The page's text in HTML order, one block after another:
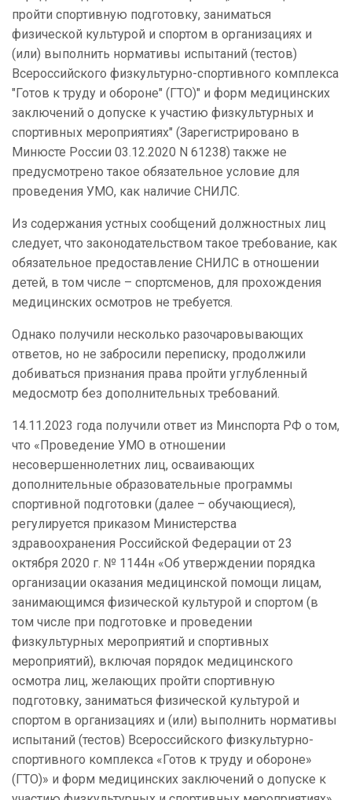
пройти спортивную подготовку, заниматься
физической культурой и спортом в организациях и
(или) выполнить нормативы испытаний (тестов)
Всероссийского физкультурно-спортивного комплекса
"Готов к труду и обороне" (ГТО)" и форм медицинских
заключений о допуске к участию физкультурных и
спортивных мероприятиях" (Зарегистрировано в
Минюсте России 03.12.2020 N 61238) также не
предусмотрено такое обязательное условие для
проведения УМО, как наличие СНИЛС.
Из содержания устных сообщений должностных лиц
следует, что законодательством такое требование, как
обязательное предоставление СНИЛС в отношении
детей, в том числе – спортсменов, для прохождения
медицинских осмотров не требуется.
Однако получили несколько разочаровывающих
ответов, но не забросили переписку, продолжили
добиваться признания права пройти углубленный
медосмотр без дополнительных требований.
14.11.2023 года получили ответ из Минспорта РФ о том,
что «Проведение УМО в отношении
несовершеннолетних лиц, осваивающих
дополнительные образовательные программы
спортивной подготовки (далее – обучающиеся),
регулируется приказом Министерства
здравоохранения Российской Федерации от 23
октября 2020 г. № 1144н «Об утверждении порядка
организации оказания медицинской помощи лицам,
занимающимся физической культурой и спортом (в
том числе при подготовке и проведении
физкультурных мероприятий и спортивных
мероприятий), включая порядок медицинского
осмотра лиц, желающих пройти спортивную
подготовку, заниматься физической культурой и
спортом в организациях и (или) выполнить нормативы
испытаний (тестов) Всероссийского физкультурно-
спортивного комплекса «Готов к труду и обороне»
(ГТО)» и форм медицинских заключений о допуске к